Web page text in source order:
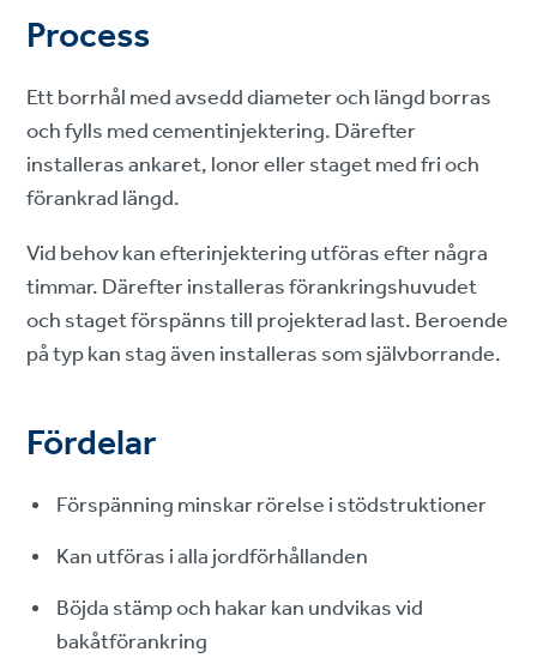
Process
Ett borrhål med avsedd diameter och längd borras
och fylls med cementinjektering. Därefter
installeras ankaret, lonor eller staget med fri och
förankrad längd.
Vid behov kan efterinjektering utföras efter några
timmar. Därefter installeras förankringshuvudet
och staget förspänns till projekterad last. Beroende
på typ kan stag även installeras som självborrande.
Fördelar
Förspänning minskar rörelse i stödstruktioner
Kan utföras i alla jordförhållanden
Böjda stämp och hakar kan undvikas vid
bakåtförankring